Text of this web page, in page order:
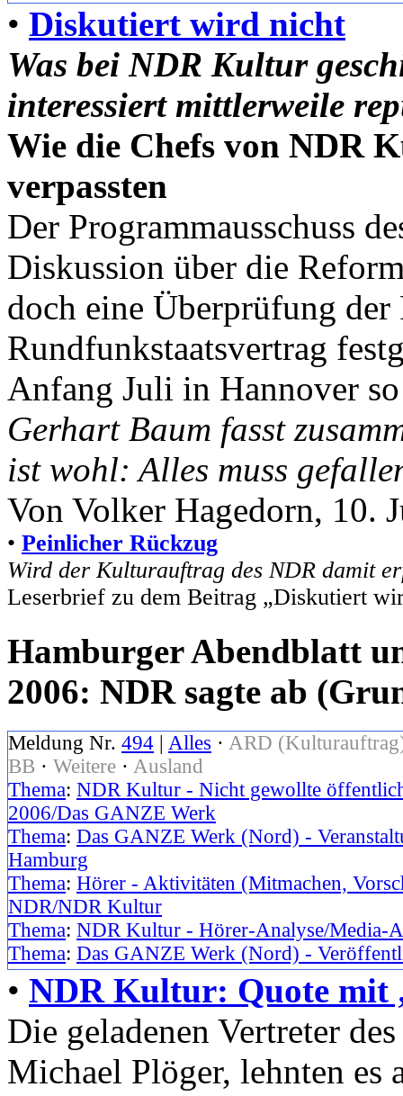
• Diskutiert wird nicht
Was bei NDR Kultur
interessiert mittlerweile
Wie die Chefs von NDR
verpassten
Der Programmausschuss
Diskussion über die
doch eine Überprüfung
Rundfunkstaatsvertrag
Anfang Juli in Hannover
Gerhart Baum fasst
ist wohl: Alles muss
Von Volker Hagedorn, 10.
• Peinlicher Rückzug
Wird der Kulturauftrag des NDR damit
Leserbrief zu dem Beitrag „Diskutiert
Hamburger Abendblatt
2006: NDR sagte ab
Meldung Nr. 494 | Alles · ARD
BB · Weitere · Ausland
Thema: NDR Kultur - Nicht gewollte
2006/Das GANZE Werk
Thema: Das GANZE Werk (Nord) -
Hamburg
Thema: Hörer - Aktivitäten (Mitmachen,
NDR/NDR Kultur
Thema: NDR Kultur - Hörer-Analyse/Media-
Thema: Das GANZE Werk (Nord) -
• NDR Kultur: Quote mit
Die geladenen Vertreter
Michael Plöger, lehnten es